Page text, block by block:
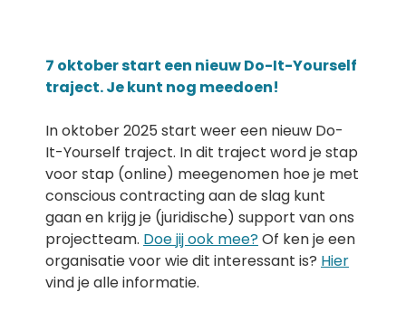
7 oktober start een nieuw Do-It-Yourself
traject. Je kunt nog meedoen!
In oktober 2025 start weer een nieuw Do-
It-Yourself traject. In dit traject word je stap
voor stap (online) meegenomen hoe je met
conscious contracting aan de slag kunt
gaan en krijg je (juridische) support van ons
projectteam. Doe jij ook mee?Of ken je een
organisatie voor wie dit interessant is? Hier
vind je alle informatie.